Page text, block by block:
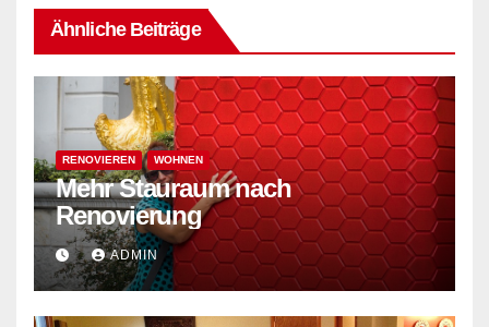
Ähnliche Beiträge
RENOVIEREN WOHNEN
Mehr Stauraum nach
Renovierung
ADMIN